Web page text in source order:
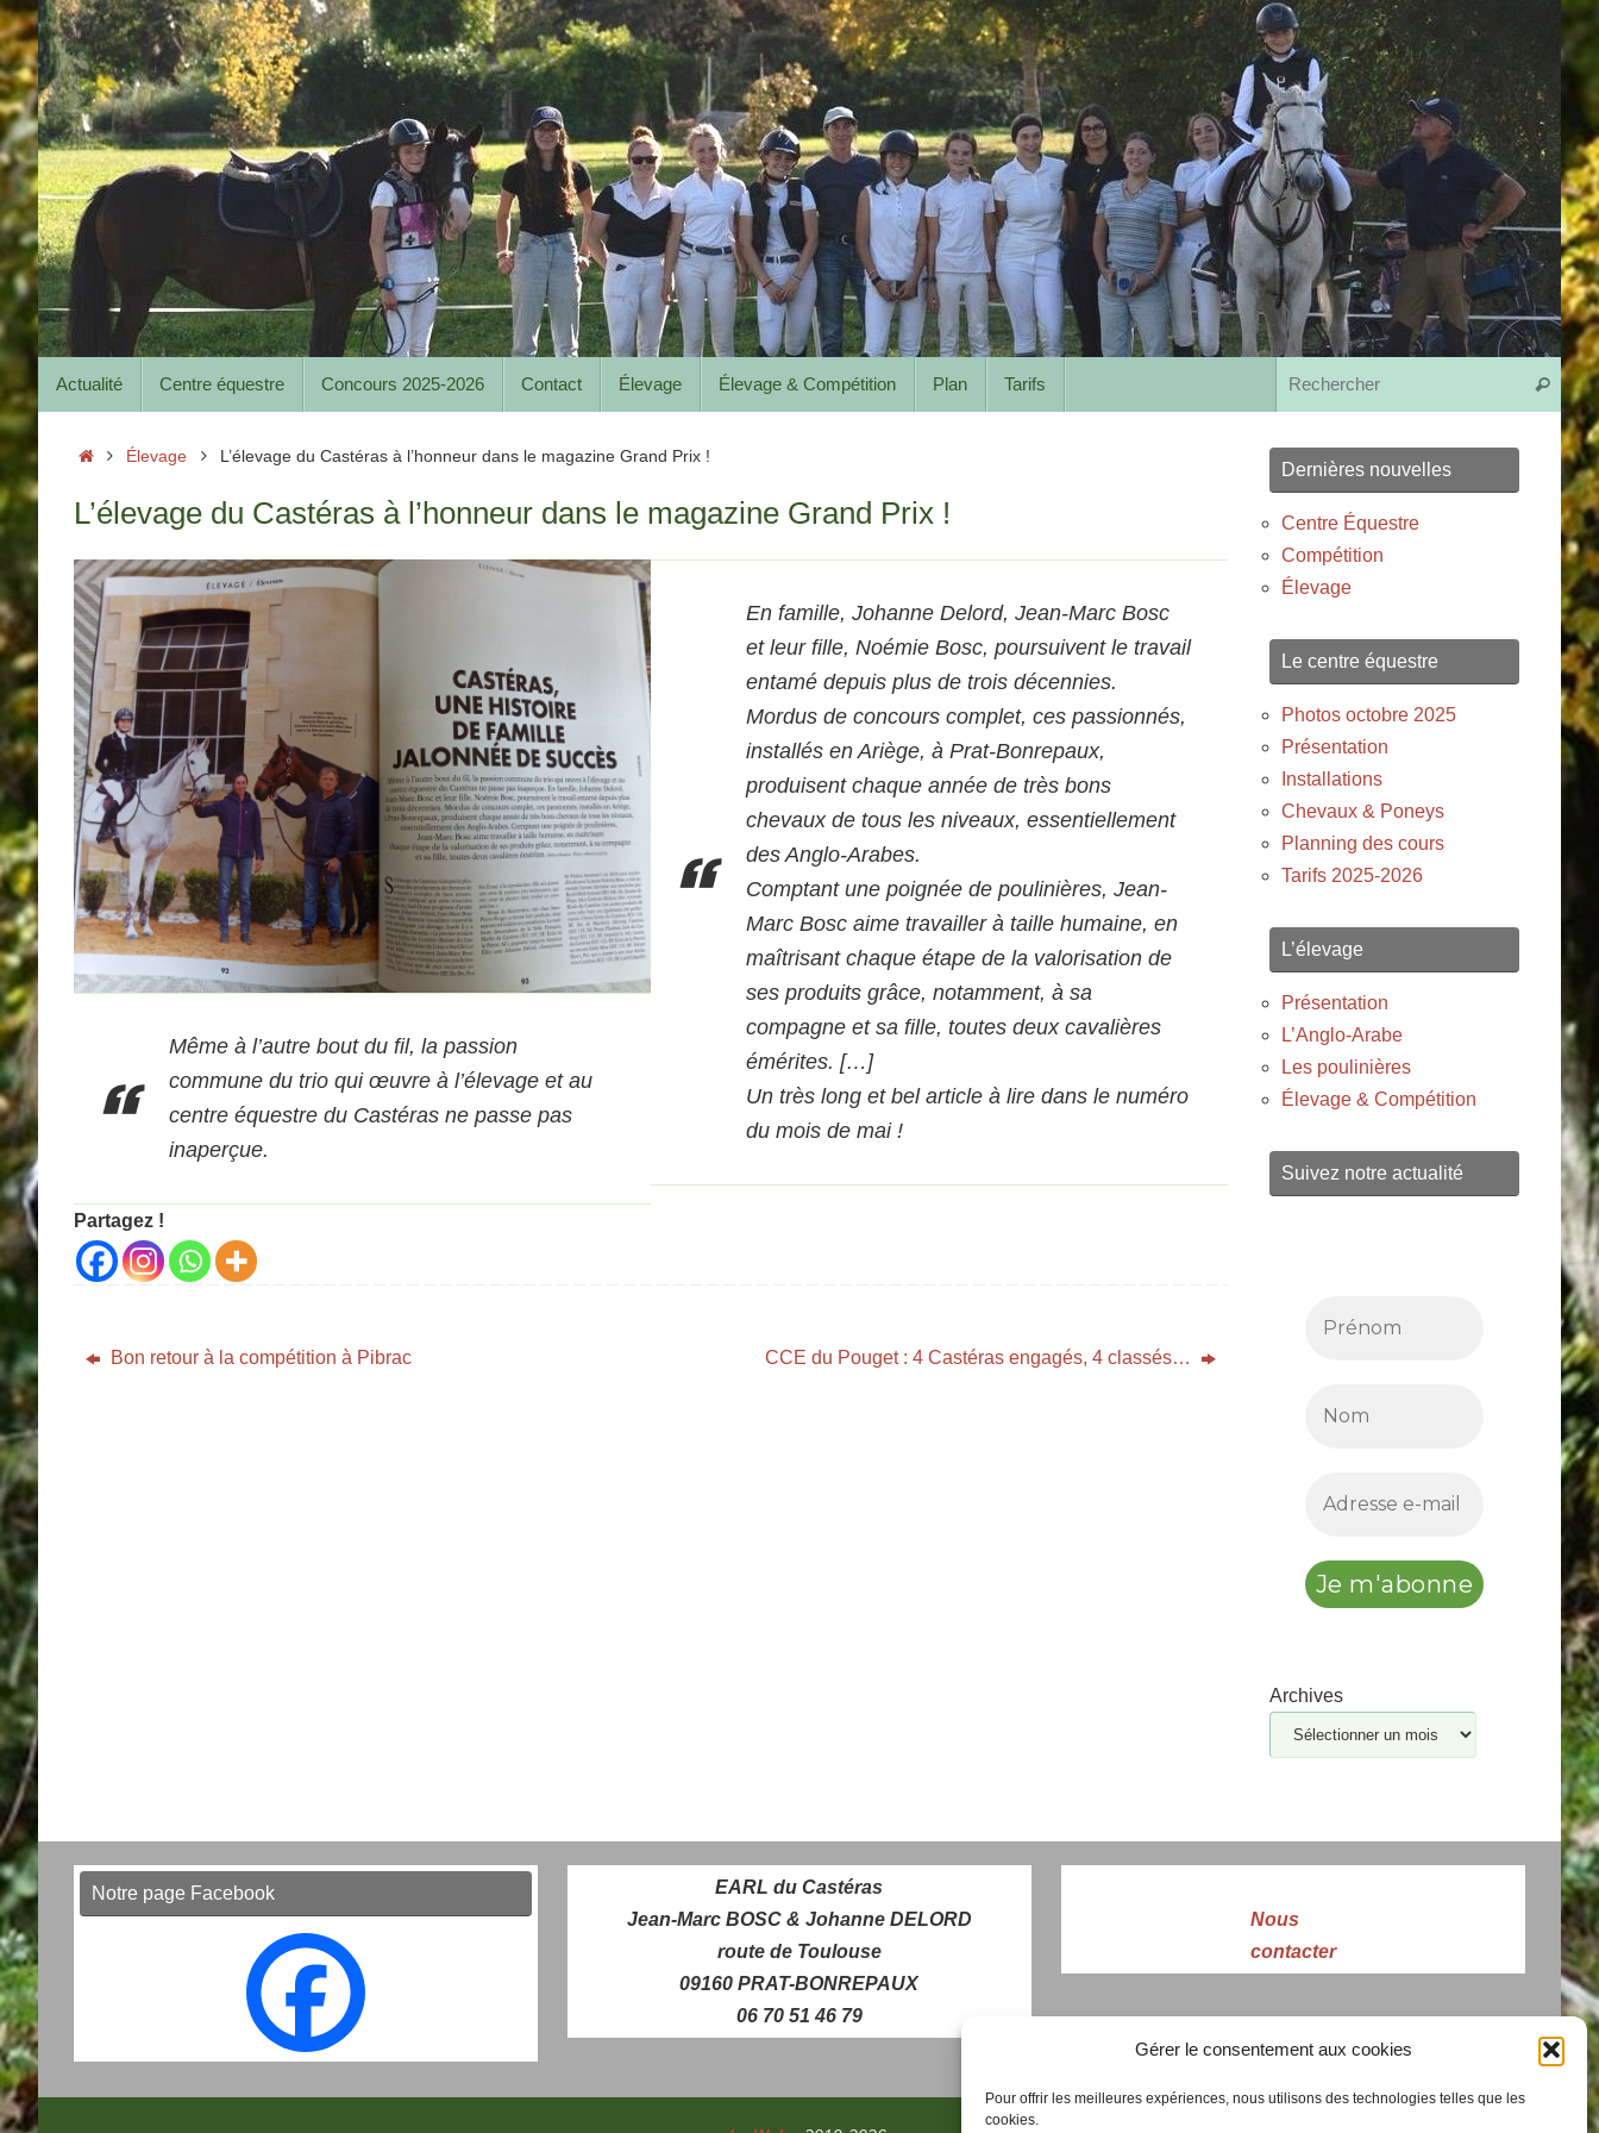
Gérer le consentement aux cookies
Pour offrir les meilleures expériences, nous utilisons des technologies telles que les
cookies.
Passer
au
contenu
au
contenu
Actualité Centre équestre Concours 2025-2026 Contact Élevage Élevage & Compétition Plan Tarifs
AccueilÉlevage L’élevage du Castéras à l’honneur dans le magazine Grand Prix !
L’élevage du Castéras à l’honneur dans le magazine Grand Prix !
Même à l’autre bout du fil, la passion
commune du trio qui œuvre à l’élevage et au
centre équestre du Castéras ne passe pas
inaperçue.
En famille, Johanne Delord, Jean-Marc Bosc
et leur fille, Noémie Bosc, poursuivent le travail
entamé depuis plus de trois décennies.
Mordus de concours complet, ces passionnés,
installés en Ariège, à Prat-Bonrepaux,
produisent chaque année de très bons
chevaux de tous les niveaux, essentiellement
des Anglo-Arabes.
Comptant une poignée de poulinières, Jean-
Marc Bosc aime travailler à taille humaine, en
maîtrisant chaque étape de la valorisation de
ses produits grâce, notamment, à sa
compagne et sa fille, toutes deux cavalières
émérites. […]
Un très long et bel article à lire dans le numéro
du mois de mai !
Partagez !
Bon retour à la compétition à Pibrac CCE du Pouget : 4 Castéras engagés, 4 classés…
Dernières nouvelles
Centre Équestre
Compétition
Élevage
Le centre équestre
Photos octobre 2025
Présentation
Installations
Chevaux & Poneys
Planning des cours
Tarifs 2025-2026
L’élevage
Présentation
L’Anglo-Arabe
Les poulinières
Élevage & Compétition
Suivez notre actualité
Archives
Notre page Facebook
EARL du Castéras
Jean-Marc BOSC & Johanne DELORD
route de Toulouse
09160 PRAT-BONREPAUX
06 70 51 46 79
Nous
contacter